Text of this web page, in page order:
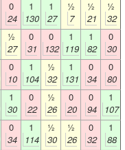
0
24
1
130
1
27
½
7
½
21
½
32
½
27
0
31
0
132
1
119
1
82
0
30
0
10
1
104
½
32
1
131
0
34
0
80
1
30
0
22
½
26
0
20
0
94
1
107
0
34
1
114
½
30
½
26
0
32
1
88